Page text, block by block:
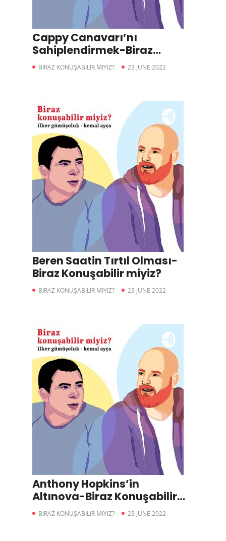
Cappy Canavarı’nı
Sahiplendirmek-Biraz
Konuşabilir miyiz?
BIRAZ KONUŞABILIR MIYIZ? 23 JUNE 2022
Beren Saatin Tırtıl Olması-
Biraz Konuşabilir miyiz?
BIRAZ KONUŞABILIR MIYIZ? 23 JUNE 2022
Anthony Hopkins’in
Altınova-Biraz Konuşabilir
miyiz?
BIRAZ KONUŞABILIR MIYIZ? 23 JUNE 2022